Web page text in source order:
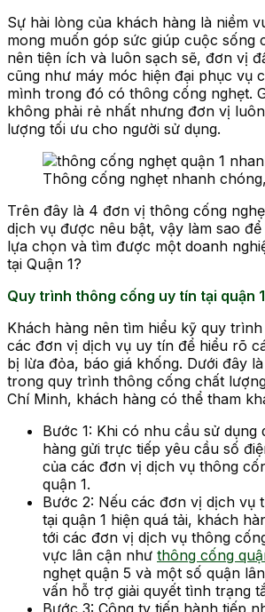
Sự hài lòng của khách hàng là niềm
mong muốn góp sức giúp cuộc sống
nên tiện ích và luôn sạch sẽ, đơn vị
cũng như máy móc hiện đại phục vụ
mình trong đó có thông cống nghẹt.
không phải rẻ nhất nhưng đơn vị
lượng tối ưu cho người sử dụng.
Thông cống nghẹt nhanh
Trên đây là 4 đơn vị thông cống
dịch vụ được nêu bật, vậy làm sao
lựa chọn và tìm được một doanh
tại Quận 1?
Quy trình thông cống uy tín tại quận
Khách hàng nên tìm hiểu kỹ quy
các đơn vị dịch vụ uy tín để hiểu rõ
bị lừa đỏa, báo giá khống. Dưới đây
trong quy trình thông cống chất
Chí Minh, khách hàng có thể tham
Bước 1: Khi có nhu cầu sử dụng
hàng gửi trực tiếp yêu cầu số
của các đơn vị dịch vụ thông
quận 1.
Bước 2: Nếu các đơn vị dịch vụ
tại quận 1 hiện quá tải, khách
tới các đơn vị dịch vụ thông
vực lân cận như thông cống
nghẹt quận 5 và một số quận
vấn hỗ trợ giải quyết tình trạng
Bước 3: Công ty tiến hành tiếp